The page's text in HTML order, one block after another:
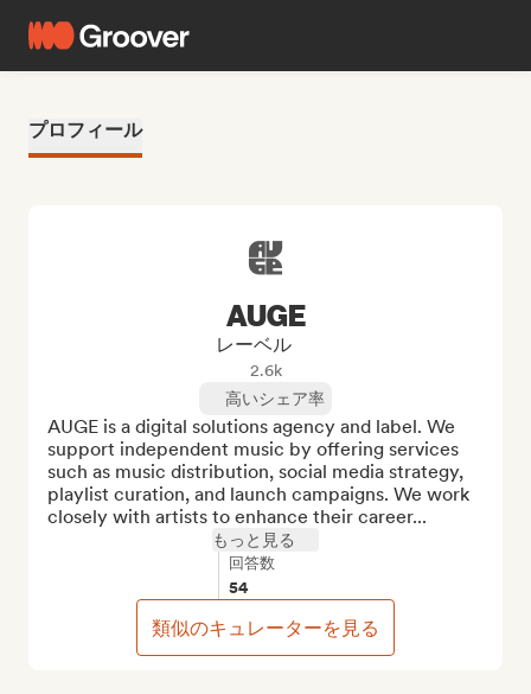
プロフィール
AUGE
レーベル
2.6k
高いシェア率
AUGE is a digital solutions agency and label. We
support independent music by offering services
such as music distribution, social media strategy,
playlist curation, and launch campaigns. We work
closely with artists to enhance their career...
もっと見る
回答数
54
類似のキュレーターを見る